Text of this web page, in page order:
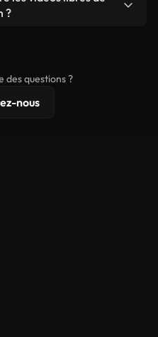
vous simplement que
?
de licence
des questions ?
nous